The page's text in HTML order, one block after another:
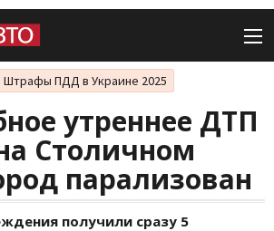
Штрафы ПДД в Украине 2025
утреннее ДТП
Столичном
парализован
получили сразу 5